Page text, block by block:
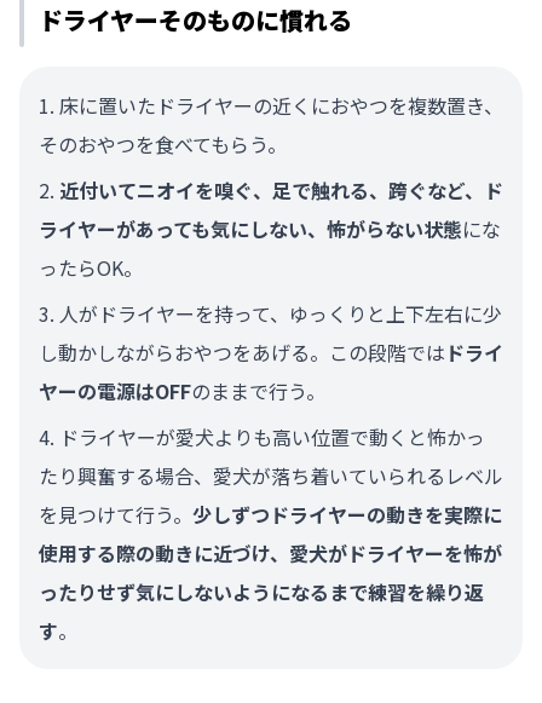
ドライヤーそのものに慣れる
床に置いたドライヤーの近くにおやつを複数置き、
そのおやつを食べてもらう。
近付いてニオイを嗅ぐ、足で触れる、跨ぐなど、ド
ライヤーがあっても気にしない、怖がらない状態にな
ったらOK。
人がドライヤーを持って、ゆっくりと上下左右に少
し動かしながらおやつをあげる。この段階では ドライ
ヤーの電源はOFFのままで行う。
ドライヤーが愛犬よりも高い位置で動くと怖かっ
たり興奮する場合、愛犬が落ち着いていられるレベル
を見つけて行う。 少しずつドライヤーの動きを実際に
使用する際の動きに近づけ、愛犬がドライヤーを怖が
ったりせず気にしないようになるまで練習を繰り返
す。